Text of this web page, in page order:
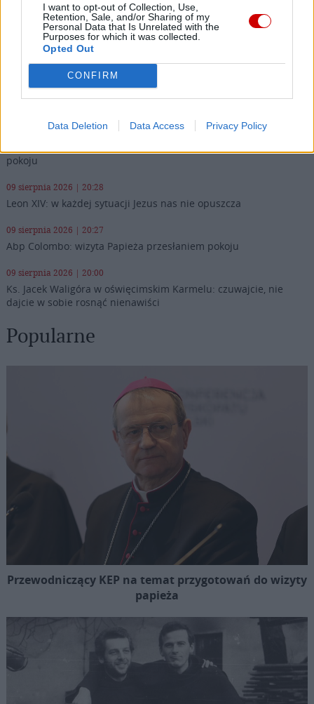
I want to opt-out of Collection, Use,
Retention, Sale, and/or Sharing of my
Personal Data that Is Unrelated with the
Purposes for which it was collected.
Opted Out
CONFIRM
Data Deletion Data Access Privacy Policy
JAN PAWEŁ II JUDAIZM SYNAGOGA ŻYDZI
Najnowsze
09 sierpnia 2026 | 21:02
pokoju
09 sierpnia 2026 | 20:28
Leon XIV: w każdej sytuacji Jezus nas nie opuszcza
09 sierpnia 2026 | 20:27
Abp Colombo: wizyta Papieża przesłaniem pokoju
09 sierpnia 2026 | 20:00
Ks. Jacek Waligóra w oświęcimskim Karmelu: czuwajcie, nie
dajcie w sobie rosnąć nienawiści
Popularne
Przewodniczący KEP na temat przygotowań do wizyty
papieża